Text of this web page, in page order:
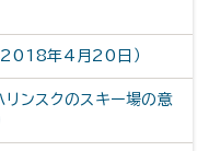
2018年4月20日）
リンスクのスキー場の意